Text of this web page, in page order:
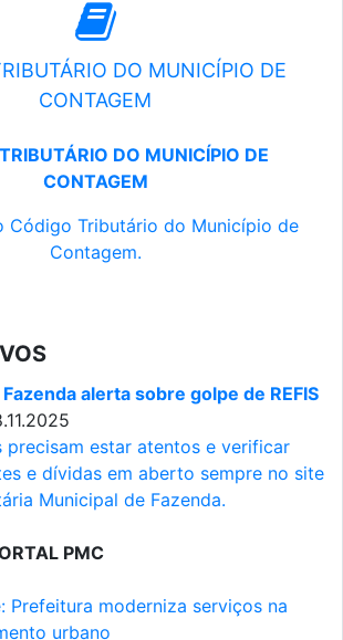
DO MUNICÍPIO DE
CONTAGEM
DO MUNICÍPIO DE
CONTAGEM
Código Tributário do Município de
Contagem.
alerta sobre golpe de REFIS
precisam estar atentos e verificar
e dívidas em aberto sempre no site
Municipal de Fazenda.
PMC
Prefeitura moderniza serviços na
urbano